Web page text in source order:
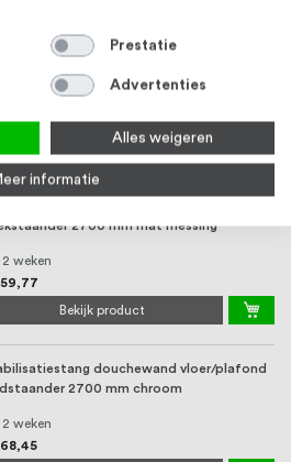
douchewand vloer/plafond
2700 mm mat messing
2 weken
Bekijk product
douchewand vloer/plafond
2700 mm chroom
2 weken
Prestatie
Advertenties
Alles weigeren
informatie